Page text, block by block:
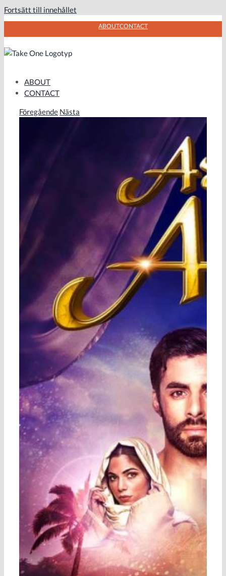
Fortsätt till innehållet
ABOUTCONTACT
ABOUT
CONTACT
Föregående Nästa